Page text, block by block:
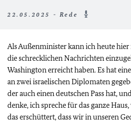
22.05.2025 - Rede
Als Außenminister kann ich heute
die schrecklichen Nachrichten
Washington erreicht haben. Es hat
an zwei israelischen Diplomaten
der auch einen deutschen Pass hat,
denke, ich spreche für das ganze
das erschüttert, dass wir in unseren